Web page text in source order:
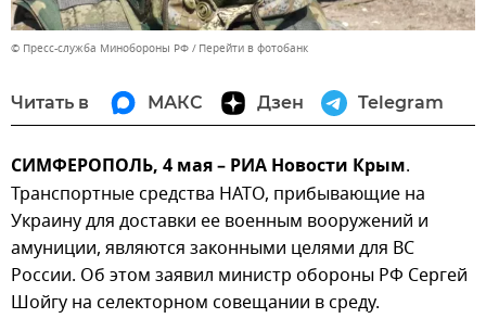
© Пресс-служба Минобороны РФ Перейти в фотобанк
Читать в МАКС Дзен Telegram
СИМФЕРОПОЛЬ, 4 мая – РИА Новости Крым.
Транспортные средства НАТО, прибывающие на
Украину для доставки ее военным вооружений и
амуниции, являются законными целями для ВС
России. Об этом заявил министр обороны РФ Сергей
Шойгу на селекторном совещании в среду.